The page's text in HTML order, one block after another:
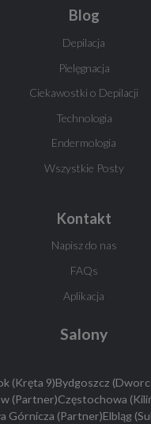
Blog
Depilacja
Pielęgnacja
Ciekawostki o Depilacji
Technologia
Endermologia
Wszystkie Posty
Kontakt
Napisz do nas
FAQs
Aplikacja
Salony
(Kręta 9)Bydgoszcz
(Partner)Częstochowa
Górnicza (Partner)Elbląg